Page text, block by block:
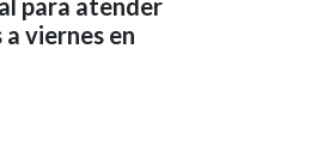
para atender
viernes en